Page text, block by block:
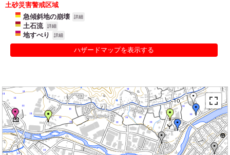
土砂災害警戒区域
急傾斜地の崩壊
詳細
土石流 詳細
地すべり 詳細
ハザードマップを表示する